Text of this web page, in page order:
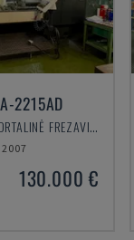
2215AD
HARTFORD - PORTALINĖ FREZAVIMO STAKLĖS
2007
130.000 €